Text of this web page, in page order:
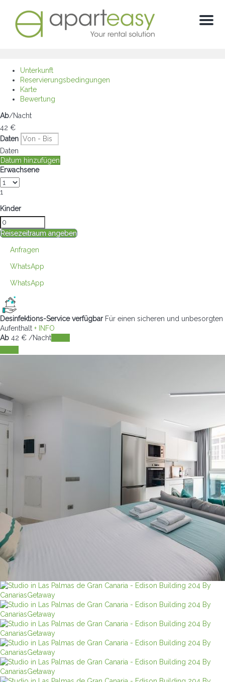
Menu
Unterkunft
Reservierungsbedingungen
Karte
Bewertung
Ab/Nacht
42 €
Daten
Daten
Datum hinzufügen
Erwachsene
1
Kinder
Reisezeitraum angeben
Anfragen
WhatsApp
WhatsApp
Desinfektions-Service verfügbar Für einen sicheren und unbesorgten
Aufenthalt + INFO
Ab 42 € /Nacht